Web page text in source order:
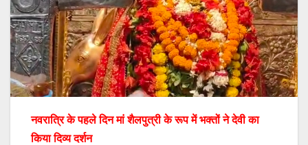
नवरात्रि के पहले दिन मां शैलपुत्री के रूप में भक्तों ने देवी का
किया दिव्य दर्शन